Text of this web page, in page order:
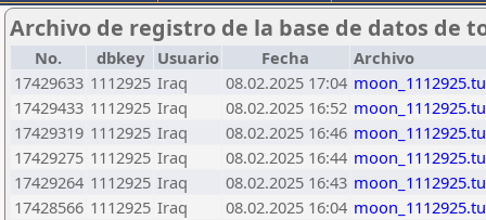
Archivo de registro de la base de datos de
No. dbkey Usuario Fecha
Archivo
17429633 1112925 Iraq 08.02.2025 17:04
17429433 1112925 Iraq 08.02.2025 16:52
17429319 1112925 Iraq 08.02.2025 16:46
17429275 1112925 Iraq 08.02.2025 16:44
17429264 1112925 Iraq 08.02.2025 16:43
17428566 1112925 Iraq 08.02.2025 16:04